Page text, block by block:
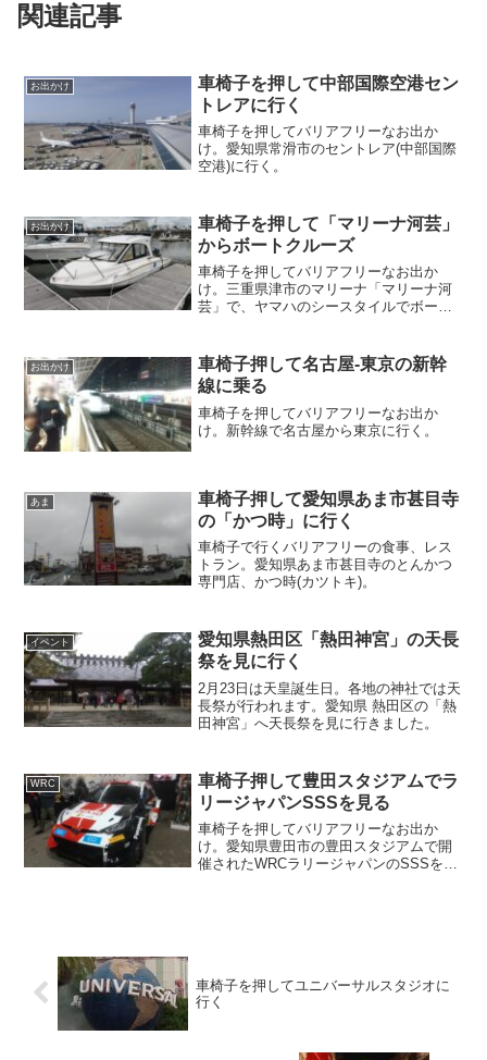
関連記事
お出かけ
車椅子を押して中部国際空港セン
トレアに行く
車椅子を押してバリアフリーなお出か
け。愛知県常滑市のセントレア(中部国際
空港)に行く。
お出かけ
車椅子を押して「マリーナ河芸」
からボートクルーズ
車椅子を押してバリアフリーなお出か
け。三重県津市のマリーナ「マリーナ河
芸」で、ヤマハのシースタイルでボート
お出かけ
車椅子押して名古屋-東京の新幹
線に乗る
車椅子を押してバリアフリーなお出か
け。新幹線で名古屋から東京に行く。
あま
車椅子押して愛知県あま市甚目寺
の「かつ時」に行く
車椅子で行くバリアフリーの食事、レス
トラン。愛知県あま市甚目寺のとんかつ
専門店、かつ時(カツトキ)。
イベント
愛知県熱田区「熱田神宮」の天長
祭を見に行く
2月23日は天皇誕生日。各地の神社では天
長祭が行われます。愛知県 熱田区の「熱
田神宮」へ天長祭を見に行きました。
WRC
車椅子押して豊田スタジアムでラ
リージャパンSSSを見る
車椅子を押してバリアフリーなお出か
け。愛知県豊田市の豊田スタジアムで開
催されたWRCラリージャパンのSSSを見
車椅子を押してユニバーサルスタジオに
行く